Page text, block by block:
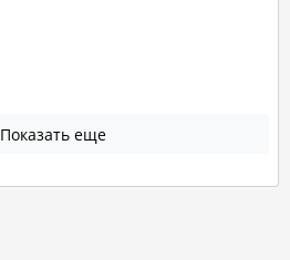
Показать еще